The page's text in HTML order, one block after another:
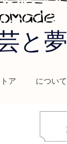
と夢
ア について